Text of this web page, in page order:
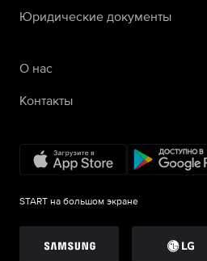
Юридические документы
О нас
Контакты
START на большом экране